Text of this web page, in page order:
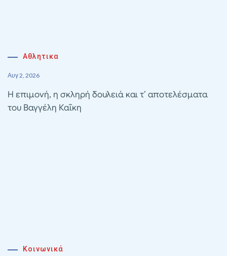
Αθλητικα
Αυγ 2, 2026
Η επιμονή, η σκληρή δουλειά και τ’ αποτελέσματα
του Βαγγέλη Καΐκη
Κοινωνικά